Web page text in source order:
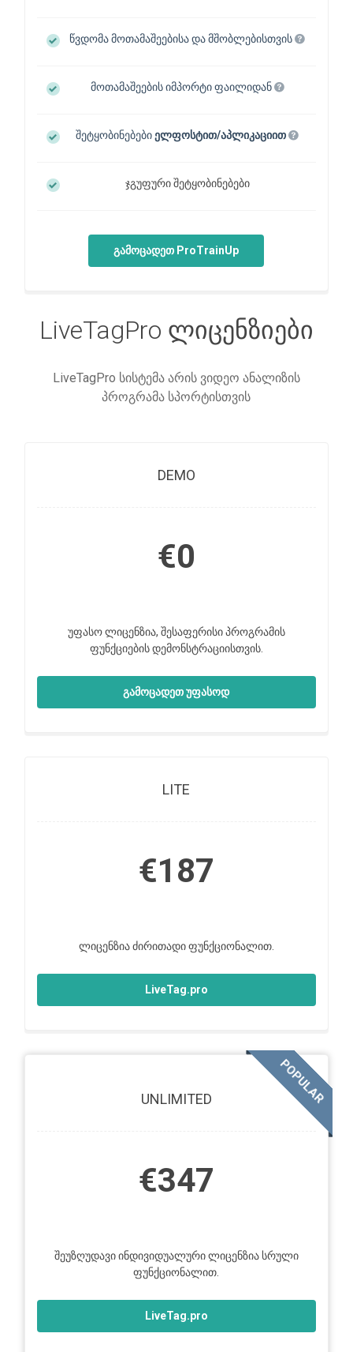
წვდომა მოთამაშეებისა და მშობლებისთვის
მოთამაშეების იმპორტი ფაილიდან
შეტყობინებები ელფოსტით/აპლიკაციით
ჯგუფური შეტყობინებები
გამოცადეთ ProTrainUp
LiveTagPro ლიცენზიები
LiveTagPro სისტემა არის ვიდეო ანალიზის
პროგრამა სპორტისთვის
DEMO
€0
უფასო ლიცენზია, შესაფერისი პროგრამის
ფუნქციების დემონსტრაციისთვის.
გამოცადეთ უფასოდ
LITE
€187
ლიცენზია ძირითადი ფუნქციონალით.
LiveTag.pro
UNLIMITED
€347
შეუზღუდავი ინდივიდუალური ლიცენზია სრული
ფუნქციონალით.
LiveTag.pro
POPULAR